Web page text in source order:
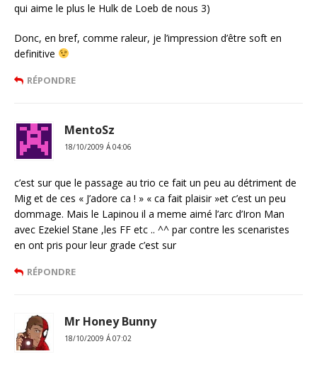
qui aime le plus le Hulk de Loeb de nous 3)
Donc, en bref, comme raleur, je l’impression d’être soft en
definitive
RÉPONDRE
MentoSz
18/10/2009 Á 04:06
c’est sur que le passage au trio ce fait un peu au détriment de
Mig et de ces « J’adore ca ! » « ca fait plaisir »et c’est un peu
dommage. Mais le Lapinou il a meme aimé l’arc d’Iron Man
avec Ezekiel Stane ,les FF etc .. ^^ par contre les scenaristes
en ont pris pour leur grade c’est sur
RÉPONDRE
Mr Honey Bunny
18/10/2009 Á 07:02